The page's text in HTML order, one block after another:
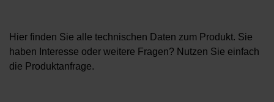
Hier finden Sie alle technischen Daten zum Produkt. Sie
haben Interesse oder weitere Fragen? Nutzen Sie einfach
die Produktanfrage.